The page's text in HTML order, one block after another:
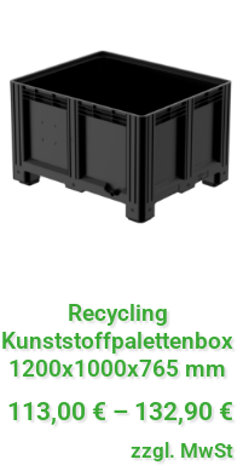
Recycling
Kunststoffpalettenbox
1200x1000x765 mm
113,00 € – 132,90 €
zzgl. MwSt